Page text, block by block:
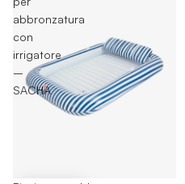
abbronzatura
con
irrigatore
–
SACHA